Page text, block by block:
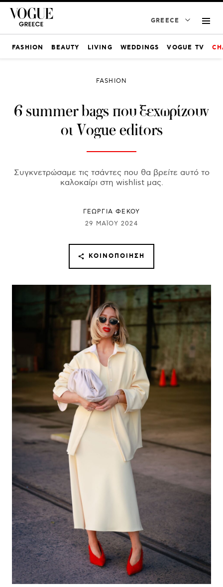
GREECE
FASHION BEAUTY LIVING WEDDINGS VOGUE TV
FASHION
6 summer bags που ξεχωρίζουν
οι Vogue editors
Συγκνετρώσαμε τις τσάντες που θα βρείτε αυτό το
καλοκαίρι στη wishlist μας.
ΓΕΩΡΓΙΑ ΦΕΚΟΥ
29 ΜΑΪ́ΟΥ 2024
ΚΟΙΝΟΠΟΊΗΣΗ